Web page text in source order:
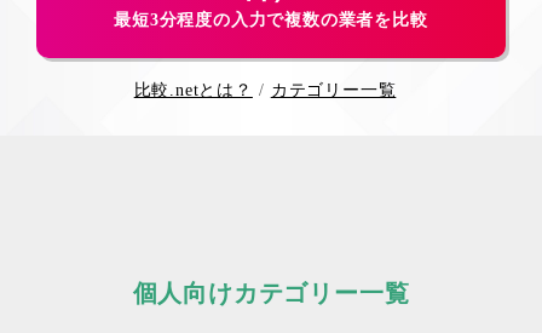
最短3分程度の入力で複数の業者を比較
比較.netとは？ カテゴリー一覧
個人向けカテゴリー一覧